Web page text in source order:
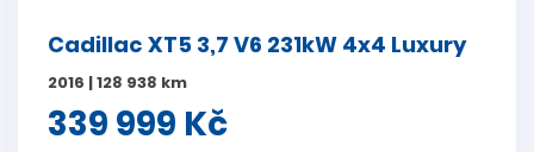
Cadillac XT5 3,7 V6 231kW 4x4 Luxury
2016 | 128 938 km
339 999 Kč